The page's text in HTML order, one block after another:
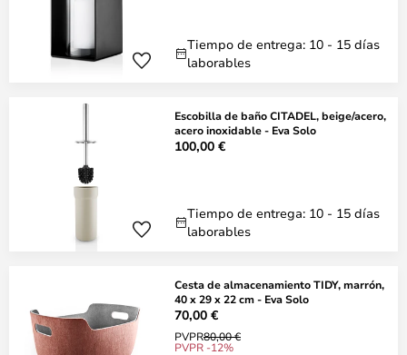
Tiempo de entrega: 10 - 15 días
laborables
Escobilla de baño CITADEL, beige/acero,
acero inoxidable - Eva Solo
100,00 €
Tiempo de entrega: 10 - 15 días
laborables
Cesta de almacenamiento TIDY, marrón,
40 x 29 x 22 cm - Eva Solo
70,00 €
PVPR80,00 €
PVPR -12%